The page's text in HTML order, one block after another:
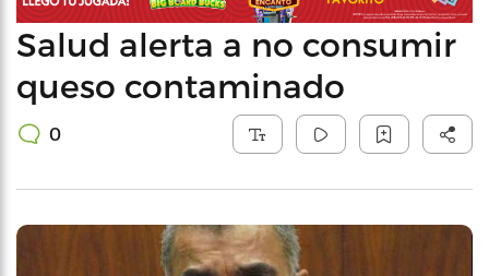
Salud alerta a no consumir
queso contaminado
0